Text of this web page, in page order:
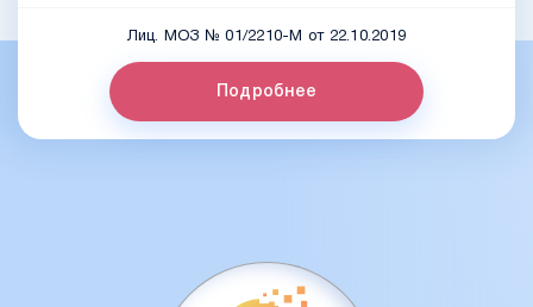
Лиц. МОЗ № 01/2210-М от 22.10.2019
Подробнее